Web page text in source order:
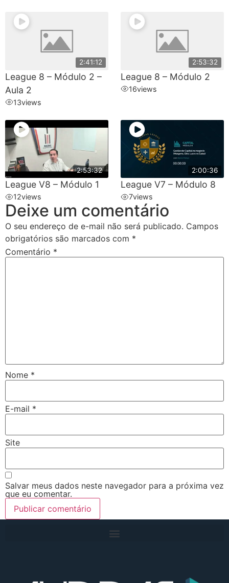
2:41:12
League 8 – Módulo 2 –
Aula 2
13views
2:53:32
League 8 – Módulo 2
16views
2:53:32
League V8 – Módulo 1
12views
2:00:36
League V7 – Módulo 8
7views
Deixe um comentário
O seu endereço de e-mail não será publicado. Campos
obrigatórios são marcados com *
Comentário *
Nome *
E-mail *
Site
Salvar meus dados neste navegador para a próxima vez
que eu comentar.